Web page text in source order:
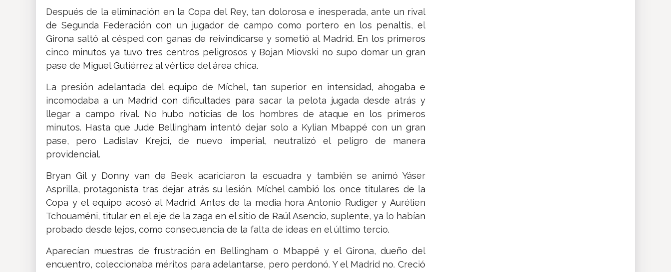
Después de la eliminación en la Copa del Rey, tan dolorosa e inesperada, ante un rival
de Segunda Federación con un jugador de campo como portero en los penaltis, el
Girona saltó al césped con ganas de reivindicarse y sometió al Madrid. En los primeros
cinco minutos ya tuvo tres centros peligrosos y Bojan Miovski no supo domar un gran
pase de Miguel Gutiérrez al vértice del área chica.
La presión adelantada del equipo de Míchel, tan superior en intensidad, ahogaba e
incomodaba a un Madrid con dificultades para sacar la pelota jugada desde atrás y
llegar a campo rival. No hubo noticias de los hombres de ataque en los primeros
minutos. Hasta que Jude Bellingham intentó dejar solo a Kylian Mbappé con un gran
pase, pero Ladislav Krejci, de nuevo imperial, neutralizó el peligro de manera
providencial.
Bryan Gil y Donny van de Beek acariciaron la escuadra y también se animó Yáser
Asprilla, protagonista tras dejar atrás su lesión. Míchel cambió los once titulares de la
Copa y el equipo acosó al Madrid. Antes de la media hora Antonio Rudiger y Aurélien
Tchouaméni, titular en el eje de la zaga en el sitio de Raúl Asencio, suplente, ya lo habían
probado desde lejos, como consecuencia de la falta de ideas en el último tercio.
Aparecían muestras de frustración en Bellingham o Mbappé y el Girona, dueño del
encuentro, coleccionaba méritos para adelantarse, pero perdonó. Y el Madrid no. Creció